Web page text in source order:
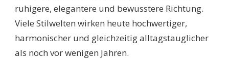
ruhigere, elegantere und bewusstere Richtung.
Viele Stilwelten wirken heute hochwertiger,
harmonischer und gleichzeitig alltagstauglicher
als noch vor wenigen Jahren.